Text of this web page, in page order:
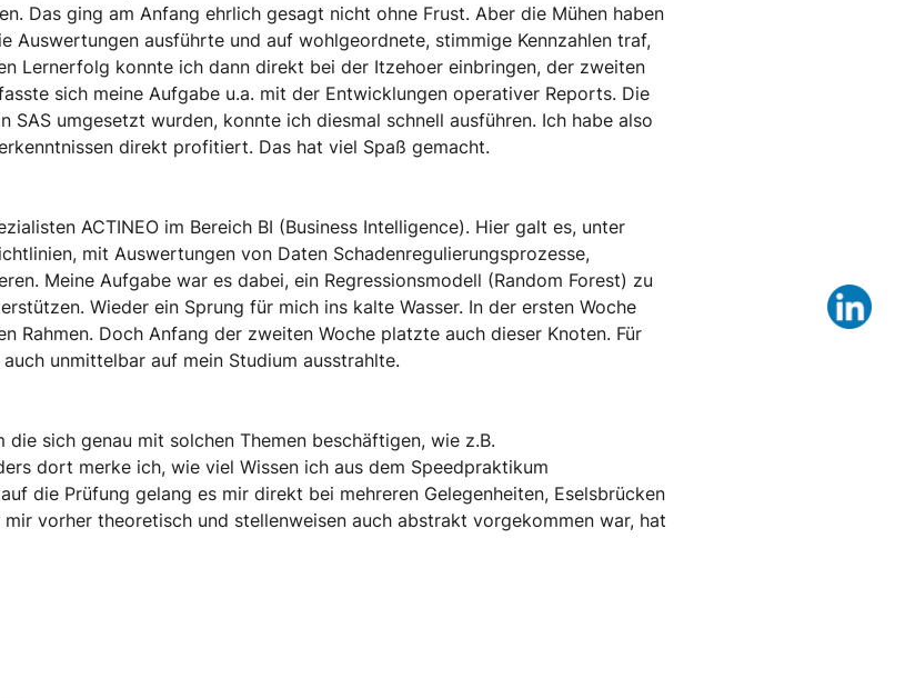
Das ging am Anfang ehrlich gesagt nicht ohne Frust. Aber die Mühen haben
Auswertungen ausführte und auf wohlgeordnete, stimmige Kennzahlen traf,
Lernerfolg konnte ich dann direkt bei der Itzehoer einbringen, der zweiten
sich meine Aufgabe u.a. mit der Entwicklungen operativer Reports. Die
SAS umgesetzt wurden, konnte ich diesmal schnell ausführen. Ich habe also
direkt profitiert. Das hat viel Spaß gemacht.
ACTINEO im Bereich BI (Business Intelligence). Hier galt es, unter
mit Auswertungen von Daten Schadenregulierungsprozesse,
Meine Aufgabe war es dabei, ein Regressionsmodell (Random Forest) zu
Wieder ein Sprung für mich ins kalte Wasser. In der ersten Woche
Rahmen. Doch Anfang der zweiten Woche platzte auch dieser Knoten. Für
unmittelbar auf mein Studium ausstrahlte.
sich genau mit solchen Themen beschäftigen, wie z.B.
dort merke ich, wie viel Wissen ich aus dem Speedpraktikum
die Prüfung gelang es mir direkt bei mehreren Gelegenheiten, Eselsbrücken
vorher theoretisch und stellenweisen auch abstrakt vorgekommen war, hat